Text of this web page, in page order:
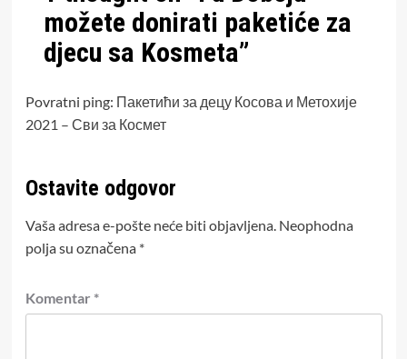
možete donirati paketiće za
djecu sa Kosmeta”
Povratni ping: Пакетићи за децу Косова и Метохије
2021 – Сви за Космет
Ostavite odgovor
Vaša adresa e-pošte neće biti objavljena. Neophodna
polja su označena *
Komentar *